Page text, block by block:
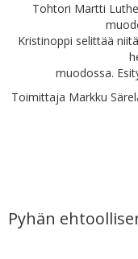
Tohtori Martti
Kristinoppi selittää
muodossa.
Toimittaja Markku
Pyhän